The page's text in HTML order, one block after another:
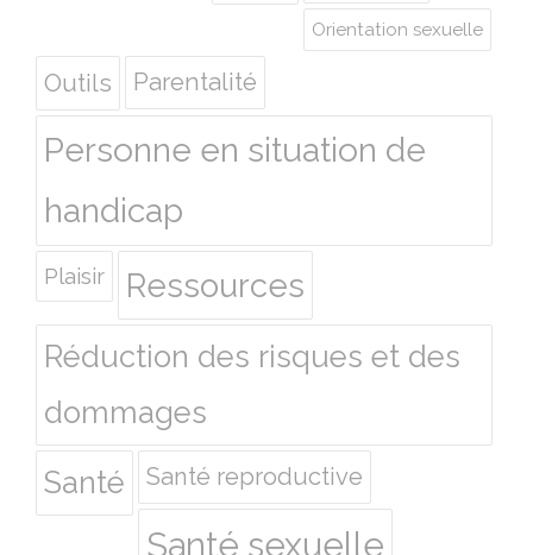
Orientation sexuelle
Outils Parentalité
Personne en situation de
handicap
Plaisir Ressources
Réduction des risques et des
dommages
Santé
Santé reproductive
Santé sexuelle